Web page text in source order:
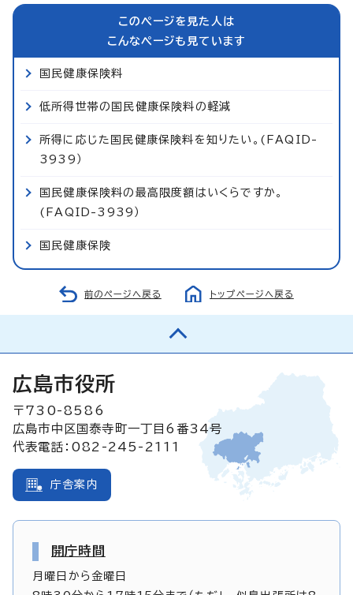
このページを見た人は
こんなページも見ています
国民健康保険料
低所得世帯の国民健康保険料の軽減
所得に応じた国民健康保険料を知りたい。(FAQID-
3939）
国民健康保険料の最高限度額はいくらですか。
(FAQID-3939）
国民健康保険
前のページへ戻る トップページへ戻る
広島市役所
〒730-8586
広島市中区国泰寺町一丁目6番34号
代表電話：082-245-2111
庁舎案内
開庁時間
月曜日から金曜日